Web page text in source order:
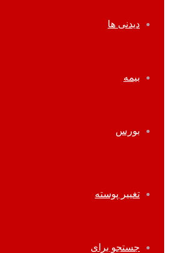
دیدنی ها
بیمه
بورس
تغییر پوسته
جستجو برای